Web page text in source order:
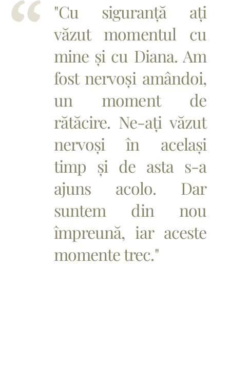
"Cu siguranță ați
văzut momentul cu
mine și cu Diana. Am
fost nervoși amândoi,
un moment de
rătăcire. Ne-ați văzut
nervoși în același
timp și de asta s-a
ajuns acolo. Dar
suntem din nou
împreună, iar aceste
momente trec."